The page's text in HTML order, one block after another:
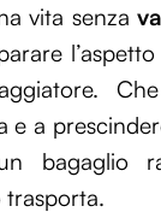
vita senza
e a
bagaglio
trasporta.